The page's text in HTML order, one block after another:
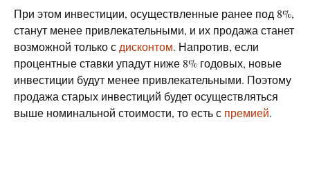
При этом инвестиции, осуществленные ранее под 8%,
станут менее привлекательными, и их продажа станет
возможной только с дисконтом. Напротив, если
процентные ставки упадут ниже 8% годовых, новые
инвестиции будут менее привлекательными. Поэтому
продажа старых инвестиций будет осуществляться
выше номинальной стоимости, то есть с премией.